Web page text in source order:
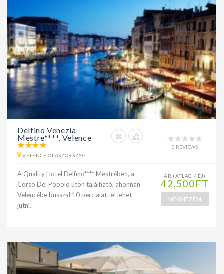
Delfino Venezia
Mestre****, Velence
VELENCE OLASZORSZÁG
0 REVIEWS
A Quality Hotel Delfino**** Mestrében, a
Corso Del Popolo úton található, ahonnan
Velencébe busszal 10 perc alatt el lehet
jutni.
ÁR (ÁTLAG / ÉJ)
42,500FT
MEGNÉZEM